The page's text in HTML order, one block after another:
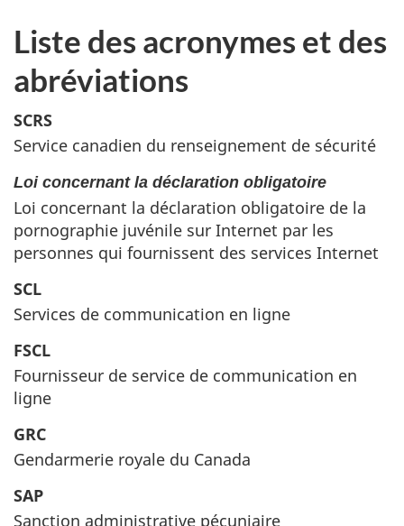
Liste des acronymes et des
abréviations
SCRS
Service canadien du renseignement de sécurité
Loi concernant la déclaration obligatoire
Loi concernant la déclaration obligatoire de la
pornographie juvénile sur Internet par les
personnes qui fournissent des services Internet
SCL
Services de communication en ligne
FSCL
Fournisseur de service de communication en
ligne
GRC
Gendarmerie royale du Canada
SAP
Sanction administrative pécuniaire